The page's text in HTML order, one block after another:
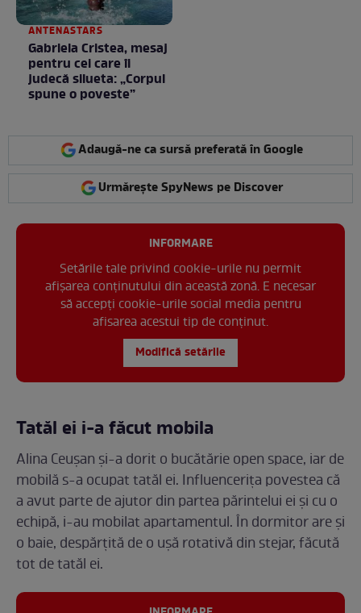
ANTENASTARS
Gabriela Cristea, mesaj
pentru cei care îi
judecă silueta: „Corpul
spune o poveste”
Adaugă-ne ca sursă preferată în Google
Urmărește SpyNews pe Discover
INFORMARE
Setările tale privind cookie-urile nu permit
afișarea conținutului din această zonă. E necesar
să accepți cookie-urile social media pentru
afisarea acestui tip de conținut.
Modifică setările
Tatăl ei i-a făcut mobila
Alina Ceușan și-a dorit o bucătărie open space, iar de
mobilă s-a ocupat tatăl ei. Influencerița povestea că
a avut parte de ajutor din partea părintelui ei și cu o
echipă, i-au mobilat apartamentul. În dormitor are și
o baie, despărțită de o ușă rotativă din stejar, făcută
tot de tatăl ei.